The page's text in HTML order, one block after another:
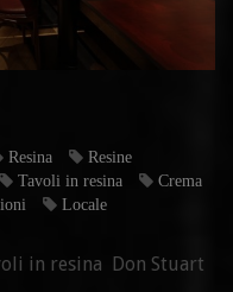
Resina
Resine
Tavoli in resina
Crema
Locale
in resina Don Stuart